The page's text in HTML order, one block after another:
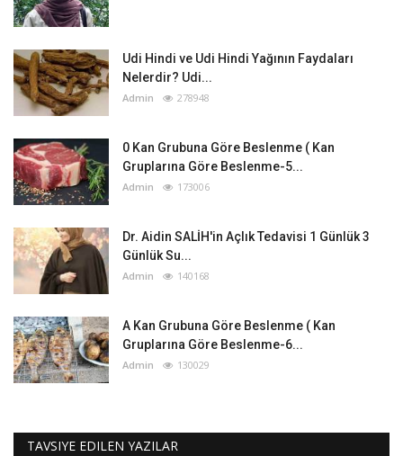
Udi Hindi ve Udi Hindi Yağının Faydaları
Nelerdir? Udi...
Admin 278948
0 Kan Grubuna Göre Beslenme ( Kan
Gruplarına Göre Beslenme-5...
Admin 173006
Dr. Aidin SALİH'in Açlık Tedavisi 1 Günlük 3
Günlük Su...
Admin 140168
A Kan Grubuna Göre Beslenme ( Kan
Gruplarına Göre Beslenme-6...
Admin 130029
TAVSIYE EDILEN YAZILAR